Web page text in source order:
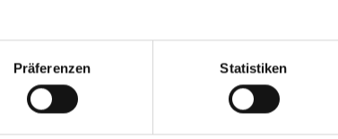
Präferenzen Statistiken
✓ Vordere Parksensoren
Hintere Parksensoren
Rückfahrkamera